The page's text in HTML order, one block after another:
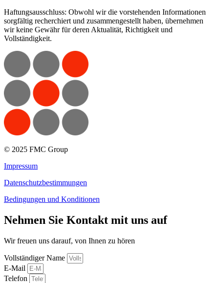
Haftungsausschluss: Obwohl wir die vorstehenden Informationen
sorgfältig recherchiert und zusammengestellt haben, übernehmen
wir keine Gewähr für deren Aktualität, Richtigkeit und
Vollständigkeit.
© 2025 FMC Group
Impressum
Datenschutzbestimmungen
Bedingungen und Konditionen
Nehmen Sie Kontakt mit uns auf
Wir freuen uns darauf, von Ihnen zu hören
Vollständiger Name
E-Mail
Telefon